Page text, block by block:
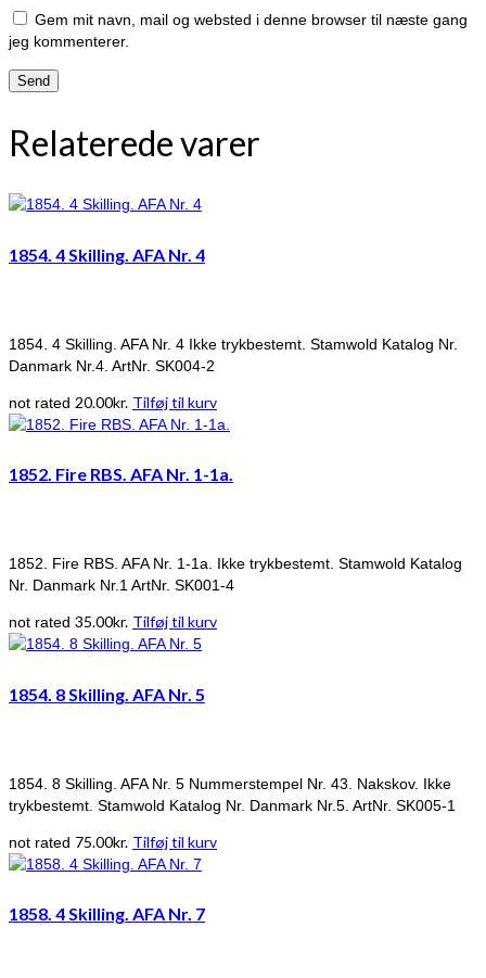
Gem mit navn, mail og websted i denne browser til næste gang
jeg kommenterer.
Relaterede varer
1854. 4 Skilling. AFA Nr. 4
1854. 4 Skilling. AFA Nr. 4 Ikke trykbestemt. Stamwold Katalog Nr.
Danmark Nr.4. ArtNr. SK004-2
not rated 20.00kr. Tilføj til kurv
1852. Fire RBS. AFA Nr. 1-1a.
1852. Fire RBS. AFA Nr. 1-1a. Ikke trykbestemt. Stamwold Katalog
Nr. Danmark Nr.1 ArtNr. SK001-4
not rated 35.00kr. Tilføj til kurv
1854. 8 Skilling. AFA Nr. 5
1854. 8 Skilling. AFA Nr. 5 Nummerstempel Nr. 43. Nakskov. Ikke
trykbestemt. Stamwold Katalog Nr. Danmark Nr.5. ArtNr. SK005-1
not rated 75.00kr. Tilføj til kurv
1858. 4 Skilling. AFA Nr. 7